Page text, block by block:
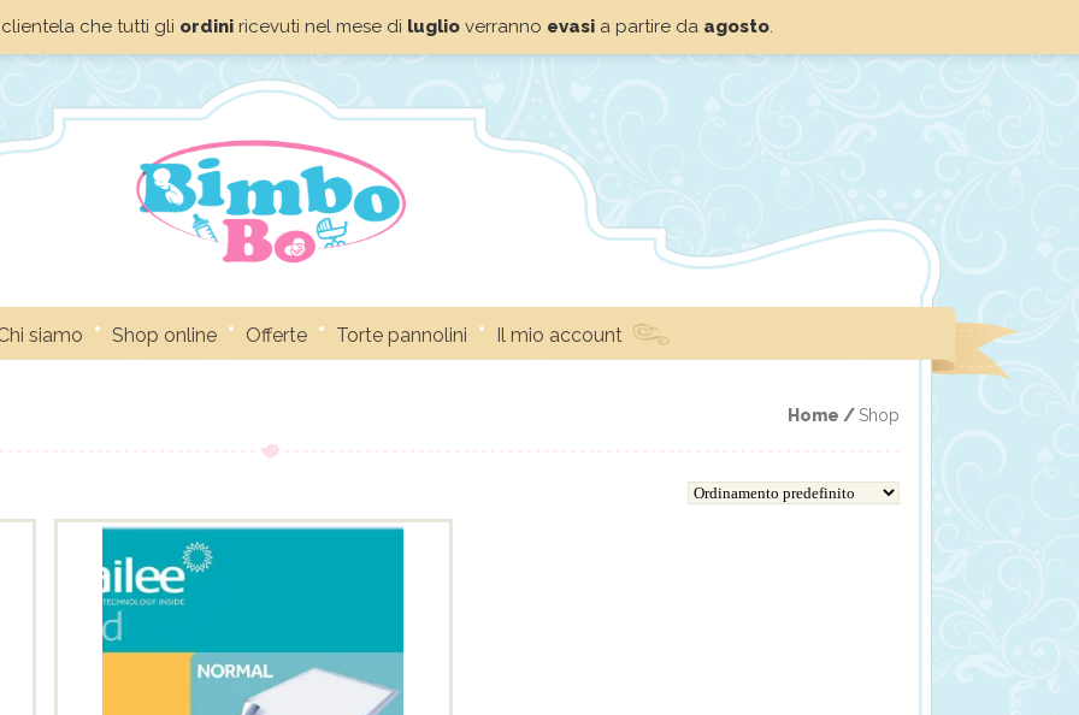
che tutti gli ordiniricevuti nel mese di luglioverranno evasia partire da agosto.
siamo Shop online Offerte Torte pannolini Il mio account
Home / Shop